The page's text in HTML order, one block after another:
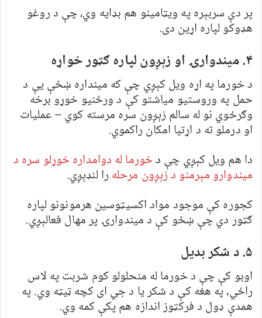
پر دې سربېره په ویټامینو هم بډایه وي، چې د روغو
هډوکو لپاره اړین دی.
۴. میندوارۍ او زېږون لپاره ګټور خواړه
د خورما په اړه ویل کېږي چې که مینداره ښځې یې د
حمل په وروستیو میاشتو کې د ورځنیو خوړو برخه
وګرځوي نو له سالم زېږون سره مرسته کوي – عملیات
او درملو ته د اړتیا امکان راکموي.
دا هم ویل کېږي چې دخورما له دوامداره خوړلو سره د
میندوارو مېرمنو د زېږون مرحله را لنډېږي.
کجوره کې موجود مواد اکسيټوسین هرمونونو لپاره
ګټور دي چې ښځو کې د میندوارۍ پر مهال فعالېږي.
۵. د شکر بدیل
اوبو کې چې د خورما له منحلولو کوم شربت په لاس
راځي، په هغه کې د شکر یا د جي ای کچه ټیټه وي. په
همدې ډول د فرکټوز اندازه هم پکې کمه وي.